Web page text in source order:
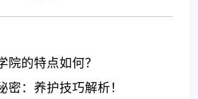
的特点如何？
：养护技巧解析！